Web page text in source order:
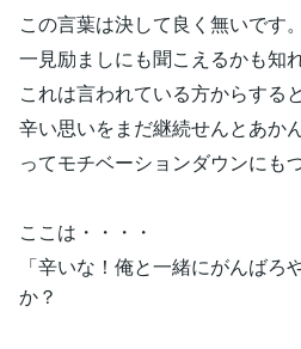
この言葉は決して良く無いです。
一見励ましにも聞こえるかも知
これは言われている方からすると
辛い思いをまだ継続せんとあか
ってモチベーションダウンにも
ここは・・・・
「辛いな！俺と一緒にがんばろ
か？